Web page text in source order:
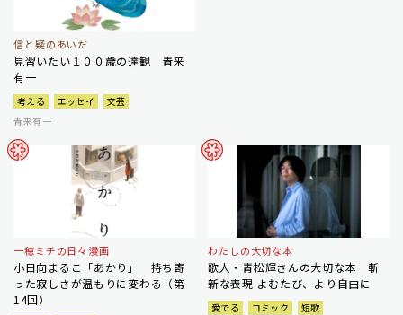
信と疑のあいだ
見習いたい１００歳の達観 青来
有一
考える エッセイ
文芸
青来有一
一穂ミチの日々漫画
小日向まるこ「あかり」 持ち寄
った寂しさが温もりに変わる（第
14回）
わたしの大切な本
歌人・青松輝さんの大切な本 斬
新な表現 よむたび、より自由に
愛でる コミック 短歌